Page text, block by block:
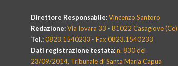
Direttore Responsabile:Vincenzo Santoro
Redazione:Via Iovara 33 - 81022 Casagiove (Ce)
Tel.:0823.1540233 - Fax 0823.1540233
Dati registrazione testata:n. 830 del
23/09/2014, Tribunale di Santa Maria Capua